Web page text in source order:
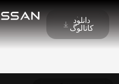
دانلود
کاتالوگ